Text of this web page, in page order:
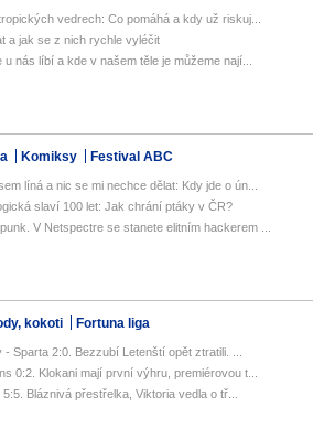
vedrech: Co pomáhá a kdy už riskuj...
a jak se z nich rychle vyléčit
nás líbí a kde v našem těle je můžeme nají...
Komiksy Festival ABC
líná a nic se mi nechce dělat: Kdy jde o ún...
slaví 100 let: Jak chrání ptáky v ČR?
V Netspectre se stanete elitním hackerem ...
kokoti Fortuna liga
Sparta 2:0. Bezzubí Letenští opět ztratili. ...
0:2. Klokani mají první výhru, premiérovou t...
Bláznivá přestřelka, Viktoria vedla o tř...